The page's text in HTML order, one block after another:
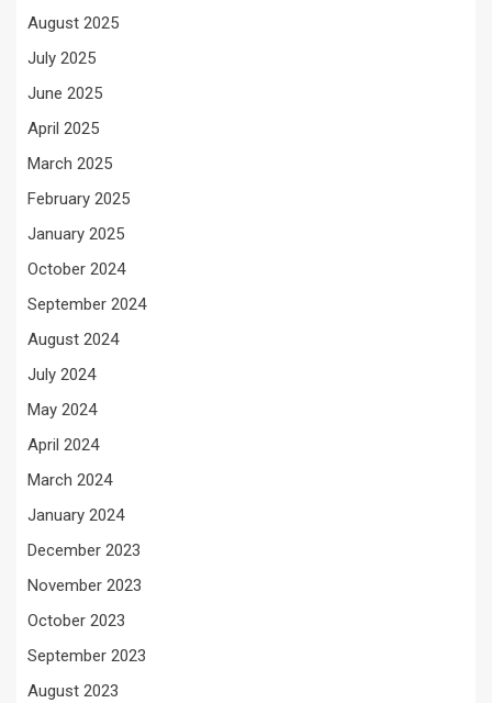
August 2025
July 2025
June 2025
April 2025
March 2025
February 2025
January 2025
October 2024
September 2024
August 2024
July 2024
May 2024
April 2024
March 2024
January 2024
December 2023
November 2023
October 2023
September 2023
August 2023